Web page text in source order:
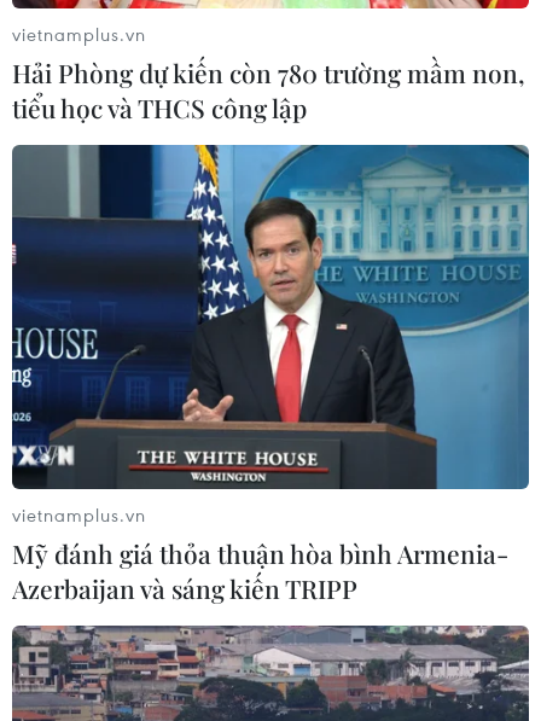
vietnamplus.vn
Hải Phòng dự kiến còn 780 trường mầm non,
tiểu học và THCS công lập
vietnamplus.vn
Mỹ đánh giá thỏa thuận hòa bình Armenia-
Azerbaijan và sáng kiến TRIPP